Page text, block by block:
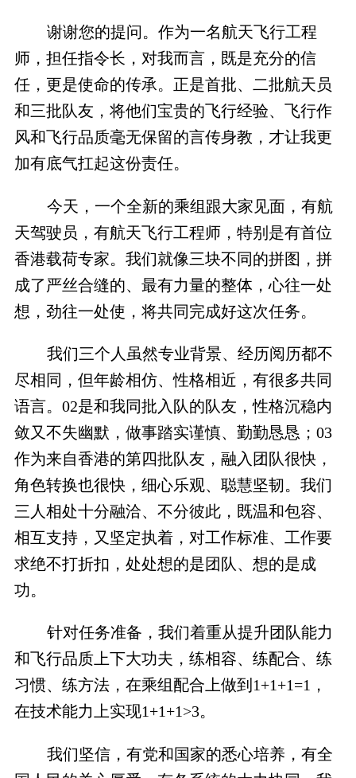
谢谢您的提问。作为一名航天飞行工程
师，担任指令长，对我而言，既是充分的信
任，更是使命的传承。正是首批、二批航天员
和三批队友，将他们宝贵的飞行经验、飞行作
风和飞行品质毫无保留的言传身教，才让我更
加有底气扛起这份责任。
今天，一个全新的乘组跟大家见面，有航
天驾驶员，有航天飞行工程师，特别是有首位
香港载荷专家。我们就像三块不同的拼图，拼
成了严丝合缝的、最有力量的整体，心往一处
想，劲往一处使，将共同完成好这次任务。
我们三个人虽然专业背景、经历阅历都不
尽相同，但年龄相仿、性格相近，有很多共同
语言。02是和我同批入队的队友，性格沉稳内
敛又不失幽默，做事踏实谨慎、勤勤恳恳；03
作为来自香港的第四批队友，融入团队很快，
角色转换也很快，细心乐观、聪慧坚韧。我们
三人相处十分融洽、不分彼此，既温和包容、
相互支持，又坚定执着，对工作标准、工作要
求绝不打折扣，处处想的是团队、想的是成
功。
针对任务准备，我们着重从提升团队能力
和飞行品质上下大功夫，练相容、练配合、练
习惯、练方法，在乘组配合上做到1+1+1=1，
在技术能力上实现1+1+1>3。
我们坚信，有党和国家的悉心培养，有全